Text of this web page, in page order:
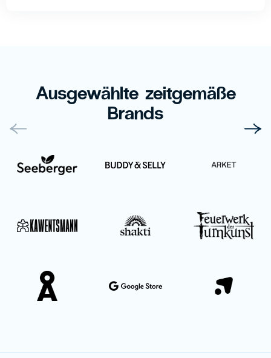
Ausgewählte zeitgemäße
Brands